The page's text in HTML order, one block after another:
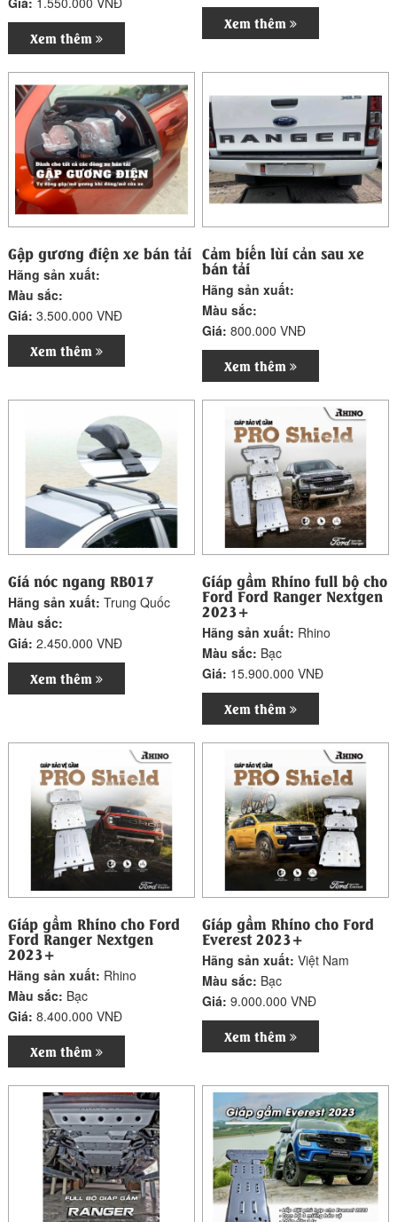
Xem thêm
Xem thêm
Gập gương điện xe bán tải
Hãng sản xuất:
Màu sắc:
Giá:3.500.000 VNĐ
Xem thêm
Cảm biến lùi cản sau xe
bán tải
Hãng sản xuất:
Màu sắc:
Giá:800.000 VNĐ
Xem thêm
Giá nóc ngang RB017
Hãng sản xuất:Trung Quốc
Màu sắc:
Giá:2.450.000 VNĐ
Xem thêm
Giáp gầm Rhino full bộ cho
Ford Ford Ranger Nextgen
2023+
Hãng sản xuất: Rhino
Màu sắc: Bạc
Giá: 15.900.000 VNĐ
Xem thêm
Giáp gầm Rhino cho Ford
Ford Ranger Nextgen
2023+
Hãng sản xuất: Rhino
Màu sắc: Bạc
Giá:8.400.000 VNĐ
Xem thêm
Giáp gầm Rhino cho Ford
Everest 2023+
Hãng sản xuất:Việt Nam
Màu sắc: Bạc
Giá:9.000.000 VNĐ
Xem thêm